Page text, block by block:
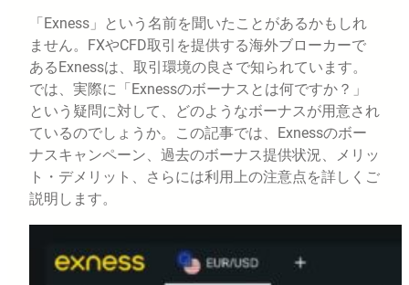
「Exness」という名前を聞いたことがあるかもしれ
ません。FXやCFD取引を提供する海外ブローカーで
あるExnessは、取引環境の良さで知られています。
では、実際に「Exnessのボーナスとは何ですか？」
という疑問に対して、どのようなボーナスが用意され
ているのでしょうか。この記事では、Exnessのボー
ナスキャンペーン、過去のボーナス提供状況、メリッ
ト・デメリット、さらには利用上の注意点を詳しくご
説明します。